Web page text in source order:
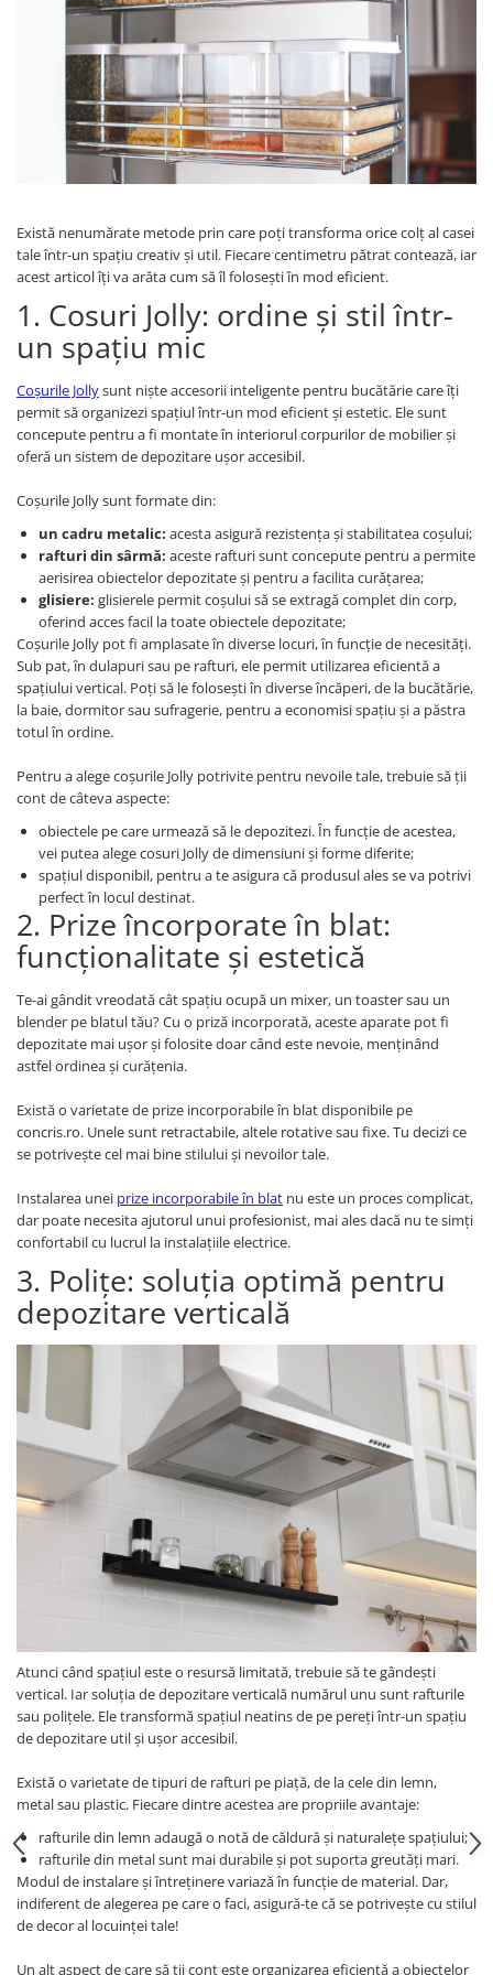
Solutii de curatat & adezivi
Canturi ABS
Alte accesorii mobila
Surubelnite
Ciocane
Nivela bule/ laser
Alte scule & unelte
Există nenumărate metode prin care poți transforma orice colț al casei
tale într-un spațiu creativ și util. Fiecare centimetru pătrat contează, iar
acest articol îți va arăta cum să îl folosești în mod eficient.
1. Cosuri Jolly: ordine și stil într-
un spațiu mic
Coșurile Jollysunt niște accesorii inteligente pentru bucătărie care îți
permit să organizezi spațiul într-un mod eficient și estetic. Ele sunt
concepute pentru a fi montate în interiorul corpurilor de mobilier și
oferă un sistem de depozitare ușor accesibil.
Coșurile Jolly sunt formate din:
un cadru metalic: acesta asigură rezistența și stabilitatea coșului;
rafturi din sârmă: aceste rafturi sunt concepute pentru a permite
aerisirea obiectelor depozitate și pentru a facilita curățarea;
glisiere: glisierele permit coșului să se extragă complet din corp,
oferind acces facil la toate obiectele depozitate;
Coșurile Jolly pot fi amplasate în diverse locuri, în funcție de necesități.
Sub pat, în dulapuri sau pe rafturi, ele permit utilizarea eficientă a
spațiului vertical. Poți să le folosești în diverse încăperi, de la bucătărie,
la baie, dormitor sau sufragerie, pentru a economisi spațiu și a păstra
totul în ordine.
Pentru a alege coșurile Jolly potrivite pentru nevoile tale, trebuie să ții
cont de câteva aspecte:
obiectele pe care urmează să le depozitezi. În funcție de acestea,
vei putea alege cosuri Jolly de dimensiuni și forme diferite;
spațiul disponibil, pentru a te asigura că produsul ales se va potrivi
perfect în locul destinat.
2. Prize încorporate în blat:
funcționalitate și estetică
Te-ai gândit vreodată cât spațiu ocupă un mixer, un toaster sau un
blender pe blatul tău? Cu o priză incorporată, aceste aparate pot fi
depozitate mai ușor și folosite doar când este nevoie, menținând
astfel ordinea și curățenia.
Există o varietate de prize incorporabile în blat disponibile pe
concris.ro. Unele sunt retractabile, altele rotative sau fixe. Tu decizi ce
se potrivește cel mai bine stilului și nevoilor tale.
Instalarea unei prize incorporabile în blat nu este un proces complicat,
dar poate necesita ajutorul unui profesionist, mai ales dacă nu te simți
confortabil cu lucrul la instalațiile electrice.
3. Polițe: soluția optimă pentru
depozitare verticală
Atunci când spațiul este o resursă limitată, trebuie să te gândești
vertical. Iar soluția de depozitare verticală numărul unu sunt rafturile
sau polițele. Ele transformă spațiul neatins de pe pereți într-un spațiu
de depozitare util și ușor accesibil.
Există o varietate de tipuri de rafturi pe piață, de la cele din lemn,
metal sau plastic. Fiecare dintre acestea are propriile avantaje:
rafturile din lemn adaugă o notă de căldură și naturalețe spațiului;
rafturile din metal sunt mai durabile și pot suporta greutăți mari.
Modul de instalare și întreținere variază în funcție de material. Dar,
indiferent de alegerea pe care o faci, asigură-te că se potrivește cu stilul
de decor al locuinței tale!
Un alt aspect de care să ții cont este organizarea eficientă a obiectelor